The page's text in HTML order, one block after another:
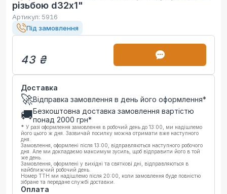
різьбою d32х1"
Артикул: 5916
Під замовлення
43 ₴
Доставка
🚀Відправка замовлення в день його оформлення*
🚚Безкоштовна доставка замовлення вартістю
понад 2000 грн*
* У разі оформлення замовлення в робочий день до 13:00, ми надішлемо
його цього ж дня. Зазвичай посилку можна отримати вже наступного
дня.
Замовлення, оформлені після 13:00, відправляються наступного робочого
дня. Але ми докладаємо максимум зусиль, щоб відправити його в той
же день.
Замовлення, оформлені у вихідні та святкові дні, відправляються в
найближчий робочий день.
Номер ТТН ми надішлемо після 20:00, коли замовлення буде повністю
зібране та передане службі доставки.
Оплата